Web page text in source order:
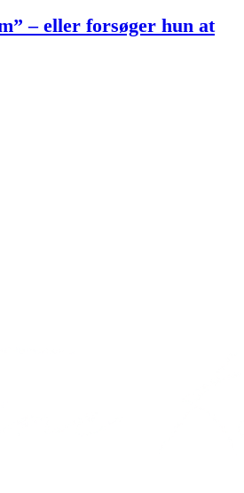
– eller forsøger hun at